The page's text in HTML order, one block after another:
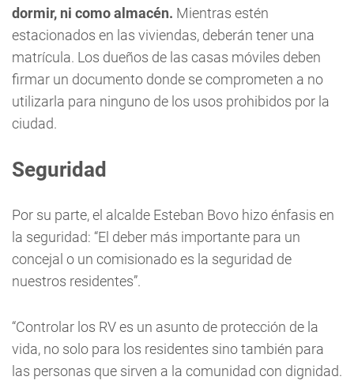
dormir, ni como almacén. Mientras estén
estacionados en las viviendas, deberán tener una
matrícula. Los dueños de las casas móviles deben
firmar un documento donde se comprometen a no
utilizarla para ninguno de los usos prohibidos por la
ciudad.
Seguridad
Por su parte, el alcalde Esteban Bovo hizo énfasis en
la seguridad: “El deber más importante para un
concejal o un comisionado es la seguridad de
nuestros residentes”.
“Controlar los RV es un asunto de protección de la
vida, no solo para los residentes sino también para
las personas que sirven a la comunidad con dignidad.